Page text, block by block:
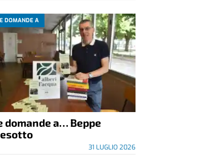
DOMANDE A
domande a… Beppe
31 LUGLIO 2026